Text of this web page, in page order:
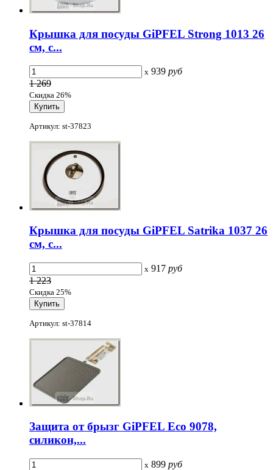
Крышка для посуды GiPFEL Strong 1013 26
см, с...
x 939 руб
1 269
Скидка 26%
Артикул: st-37823
Крышка для посуды GiPFEL Satrika 1037 26
см, с...
x 917 руб
1 223
Скидка 25%
Артикул: st-37814
Защита от брызг GiPFEL Eco 9078,
силикон,...
x 899 руб